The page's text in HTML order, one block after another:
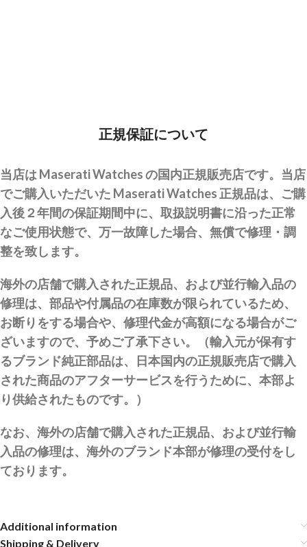
正規保証について
当店は Maserati Watches の国内正規販売店です。当店
でご購入いただいた Maserati Watches 正規品は、ご購
入後２年間の保証期間中に、取扱説明書に沿った正常
なご使用状態で、万一故障した場合、無償で修理・調
整を致します。
海外の店舗で購入された正規品、および並行輸入品の
修理は、部品や付属品の在庫数が限られているため、
お断りをする場合や、修理代金が高額になる場合がご
ざいますので、予めご了承下さい。（輸入元が保有す
るブランド純正部品は、日本国内の正規販売店で購入
された商品のアフターサービスを行うために、本部よ
り供給されたものです。）
なお、海外の店舗で購入された正規品、および並行輸
入品の修理は、海外のブランド本部が修理の受付をし
ております。
Additional information
Shipping & Delivery